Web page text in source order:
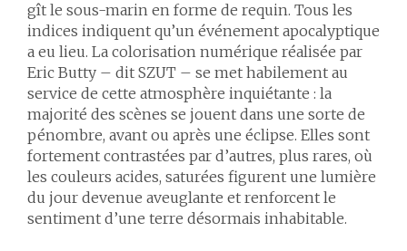
gît le sous-marin en forme de requin. Tous les
indices indiquent qu’un événement apocalyptique
a eu lieu. La colorisation numérique réalisée par
Eric Butty – dit SZUT – se met habilement au
service de cette atmosphère inquiétante : la
majorité des scènes se jouent dans une sorte de
pénombre, avant ou après une éclipse. Elles sont
fortement contrastées par d’autres, plus rares, où
les couleurs acides, saturées figurent une lumière
du jour devenue aveuglante et renforcent le
sentiment d’une terre désormais inhabitable.